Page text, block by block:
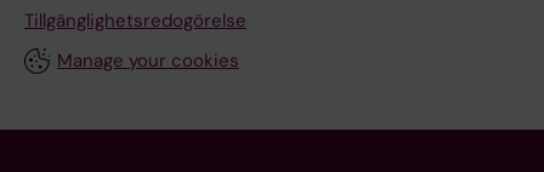
Tillgänglighetsredogörelse
Manage your cookies